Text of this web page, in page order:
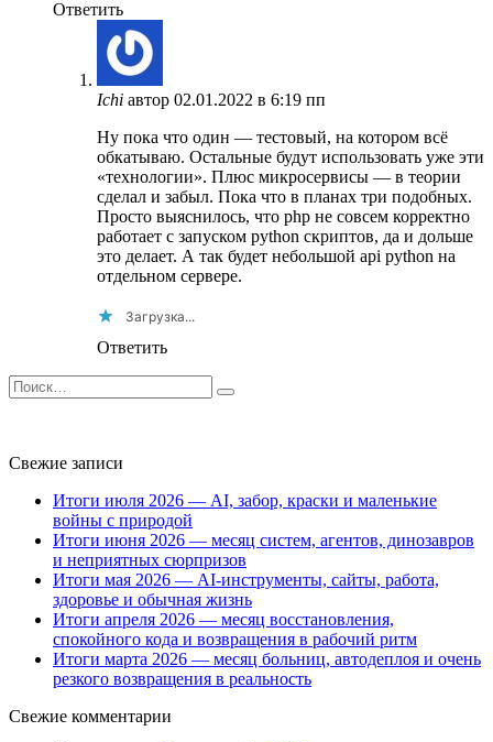
Ответить
Ichi автор 02.01.2022 в 6:19 пп
Ну пока что один — тестовый, на котором всё
обкатываю. Остальные будут использовать уже эти
«технологии». Плюс микросервисы — в теории
сделал и забыл. Пока что в планах три подобных.
Просто выяснилось, что php не совсем корректно
работает с запуском python скриптов, да и дольше
это делает. А так будет небольшой api python на
отдельном сервере.
Загрузка...
Ответить
Search
for:
Свежие записи
Итоги июля 2026 — AI, забор, краски и маленькие
войны с природой
Итоги июня 2026 — месяц систем, агентов, динозавров
и неприятных сюрпризов
Итоги мая 2026 — AI-инструменты, сайты, работа,
здоровье и обычная жизнь
Итоги апреля 2026 — месяц восстановления,
спокойного кода и возвращения в рабочий ритм
Итоги марта 2026 — месяц больниц, автодеплоя и очень
резкого возвращения в реальность
Свежие комментарии